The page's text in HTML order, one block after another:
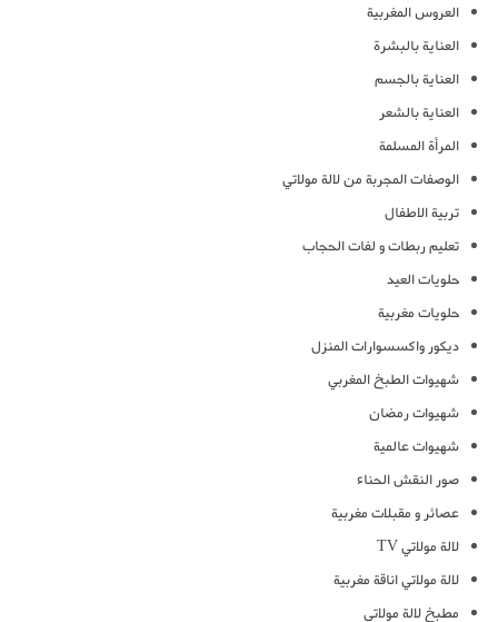
العروس المغربية
العناية بالبشرة
العناية بالجسم
العناية بالشعر
المرأة المسلمة
الوصفات المجربة من لالة مولاتي
تربية الاطفال
تعليم ربطات و لفات الحجاب
حلويات العيد
حلويات مغربية
ديكور واكسسوارات المنزل
شهيوات الطبخ المغربي
شهيوات رمضان
شهيوات عالمية
صور النقش الحناء
عصائر و مقبلات مغربية
لالة مولاتي TV
لالة مولاتي اناقة مغربية
مطبخ لالة مولاتي